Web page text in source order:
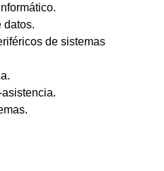
datos.
de sistemas